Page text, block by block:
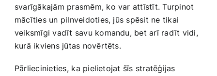
svarīgākajām prasmēm, ko var attīstīt. Turpinot
mācīties un pilnveidoties, jūs ‌spēsit ne tikai
veiksmīgi vadīt ​savu komandu, bet arī radīt‍ vidi,
kurā ikviens jūtas novērtēts.
Pārliecinieties,⁤ ka pielietojat šīs stratēģijas